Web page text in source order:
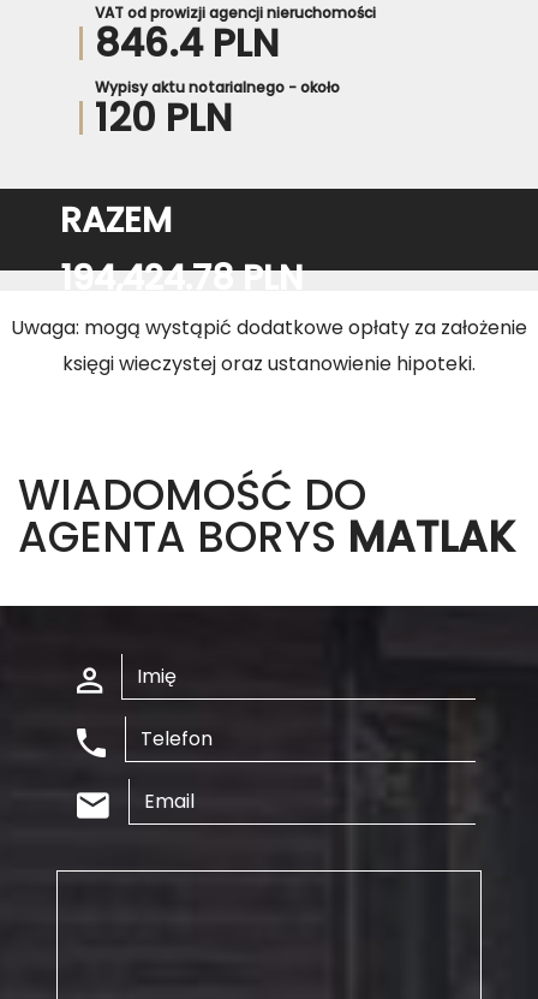
VAT od prowizji agencji nieruchomości
846.4 PLN
Wypisy aktu notarialnego - około
120 PLN
RAZEM
194,424.78 PLN
Uwaga: mogą wystąpić dodatkowe opłaty za założenie
księgi wieczystej oraz ustanowienie hipoteki.
WIADOMOŚĆ DO
AGENTA BORYS MATLAK